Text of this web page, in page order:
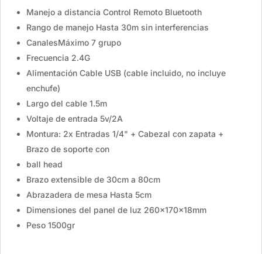
Manejo a distancia Control Remoto Bluetooth
Rango de manejo Hasta 30m sin interferencias
CanalesMáximo 7 grupo
Frecuencia 2.4G
Alimentación Cable USB (cable incluido, no incluye
enchufe)
Largo del cable 1.5m
Voltaje de entrada 5v/2A
Montura: 2x Entradas 1/4" + Cabezal con zapata +
Brazo de soporte con
ball head
Brazo extensible de 30cm a 80cm
Abrazadera de mesa Hasta 5cm
Dimensiones del panel de luz 260x170x18mm
Peso 1500gr